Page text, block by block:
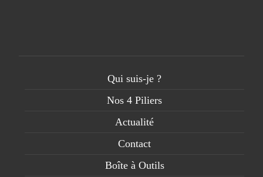
Qui suis-je ?
Nos 4 Piliers
Actualité
Contact
Boîte à Outils